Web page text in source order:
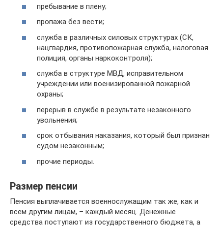
пребывание в плену;
пропажа без вести;
служба в различных силовых структурах (СК,
нацгвардия, противопожарная служба, налоговая
полиция, органы наркоконтроля);
служба в структуре МВД, исправительном
учреждении или военизированной пожарной
охраны;
перерыв в службе в результате незаконного
увольнения;
срок отбывания наказания, который был признан
судом незаконным;
прочие периоды.
Размер пенсии
Пенсия выплачивается военнослужащим так же, как и
всем другим лицам, – каждый месяц. Денежные
средства поступают из государственного бюджета, а